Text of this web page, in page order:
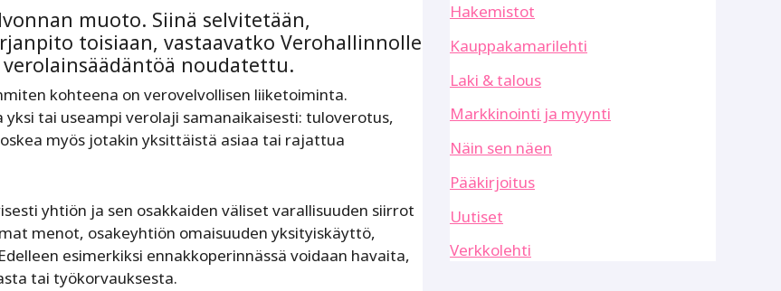
muoto. Siinä selvitetään,
toisiaan, vastaavatko Verohallinnolle
noudatettu.
kohteena on verovelvollisen liiketoiminta.
tai useampi verolaji samanaikaisesti: tuloverotus,
myös jotakin yksittäistä asiaa tai rajattua
yhtiön ja sen osakkaiden väliset varallisuuden siirrot
menot, osakeyhtiön omaisuuden yksityiskäyttö,
esimerkiksi ennakkoperinnässä voidaan havaita,
tai työkorvauksesta.
Hakemistot
Kauppakamarilehti
Laki & talous
Markkinointi ja myynti
Näin sen näen
Pääkirjoitus
Uutiset
Verkkolehti